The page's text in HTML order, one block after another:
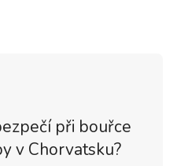
při bouřce
v Chorvatsku?